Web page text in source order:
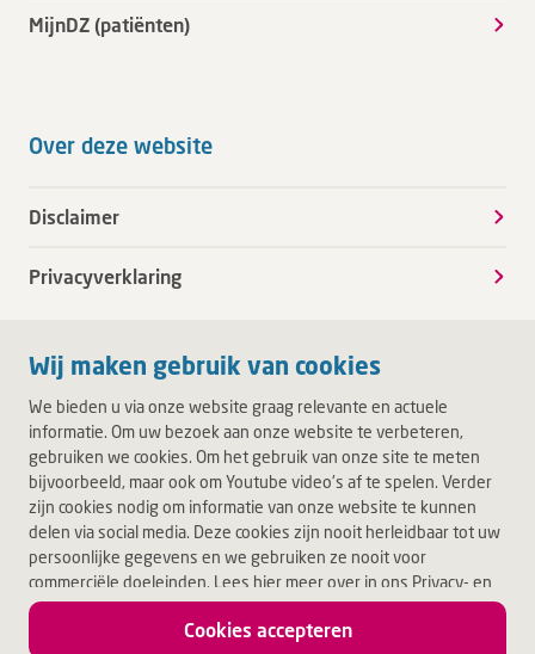
Wij maken gebruik van cookies
We bieden u via onze website graag relevante en actuele
informatie. Om uw bezoek aan onze website te verbeteren,
gebruiken we cookies. Om het gebruik van onze site te meten
bijvoorbeeld, maar ook om Youtube video's af te spelen. Verder
zijn cookies nodig om informatie van onze website te kunnen
delen via social media. Deze cookies zijn nooit herleidbaar tot uw
persoonlijke gegevens en we gebruiken ze nooit voor
commerciële doeleinden. Lees hier meer over in ons Privacy- en
Cookiebeleid. Door op Akkoord te klikken, accepteert u alle
Cookies accepteren
MijnDZ (patiënten)
Over deze website
Disclaimer
Privacyverklaring